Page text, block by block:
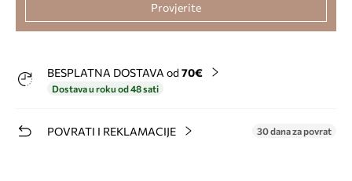
Provjerite
BESPLATNA DOSTAVA od 70€
Dostava u roku od 48 sati
POVRATI I REKLAMACIJE 30 dana za povrat